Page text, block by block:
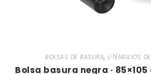
BOLSAS DE BASURA, UTENSILIOS
Bolsa basura negra ·